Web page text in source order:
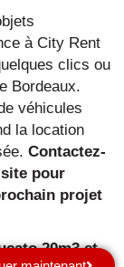
à City Rent
clics ou
Bordeaux.
véhicules
la location
Contactez-
pour
projet
20m3 et